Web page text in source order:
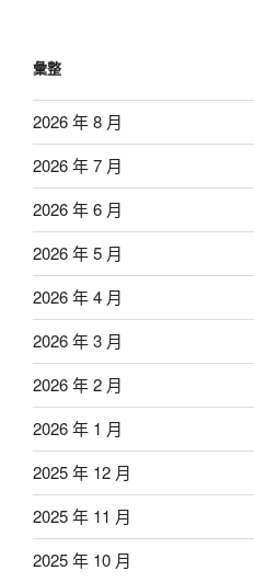
彙整
2026 年 8 月
2026 年 7 月
2026 年 6 月
2026 年 5 月
2026 年 4 月
2026 年 3 月
2026 年 2 月
2026 年 1 月
2025 年 12 月
2025 年 11 月
2025 年 10 月